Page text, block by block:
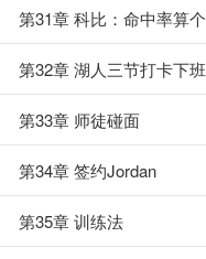
第31章 科比：命中率算
第32章 湖人三节打卡下班
第33章 师徒碰面
第34章 签约Jordan
第35章 训练法